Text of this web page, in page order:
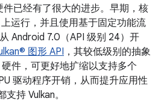
已经有了很大的进步。早期，核
运行，并且使用基于固定功能流
Android 7.0（API 级别 24）开
图形 API ，其较低级别的抽象
件，可更好地扩缩以支持多个
驱动程序开销，从而提升应用性
持 Vulkan。